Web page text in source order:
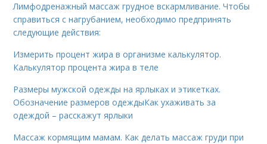
Лимфодренажный массаж грудное вскармливание. Чтобы
справиться с нагрубанием, необходимо предпринять
следующие действия:
Измерить процент жира в организме калькулятор.
Калькулятор процента жира в теле
Размеры мужской одежды на ярлыках и этикетках.
Обозначение размеров одеждыКак ухаживать за
одеждой – расскажут ярлыки
Массаж кормящим мамам. Как делать массаж груди при